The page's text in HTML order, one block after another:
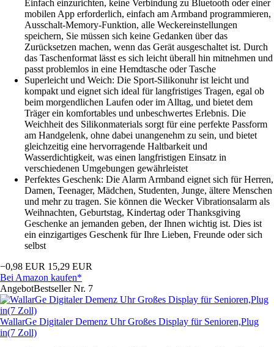
Einfach einzurichten, keine Verbindung zu Bluetooth oder einer
mobilen App erforderlich, einfach am Armband programmieren,
Ausschalt-Memory-Funktion, alle Weckereinstellungen
speichern, Sie müssen sich keine Gedanken über das
Zurücksetzen machen, wenn das Gerät ausgeschaltet ist. Durch
das Taschenformat lässt es sich leicht überall hin mitnehmen und
passt problemlos in eine Hemdtasche oder Tasche
Superleicht und Weich: Die Sport-Silikonuhr ist leicht und
kompakt und eignet sich ideal für langfristiges Tragen, egal ob
beim morgendlichen Laufen oder im Alltag, und bietet dem
Träger ein komfortables und unbeschwertes Erlebnis. Die
Weichheit des Silikonmaterials sorgt für eine perfekte Passform
am Handgelenk, ohne dabei unangenehm zu sein, und bietet
gleichzeitig eine hervorragende Haltbarkeit und
Wasserdichtigkeit, was einen langfristigen Einsatz in
verschiedenen Umgebungen gewährleistet
Perfektes Geschenk: Die Alarm Armband eignet sich für Herren,
Damen, Teenager, Mädchen, Studenten, Junge, ältere Menschen
und mehr zu tragen. Sie können die Wecker Vibrationsalarm als
Weihnachten, Geburtstag, Kindertag oder Thanksgiving
Geschenke an jemanden geben, der Ihnen wichtig ist. Dies ist
ein einzigartiges Geschenk für Ihre Lieben, Freunde oder sich
selbst
−0,98 EUR 15,29 EUR
Bei Amazon kaufen*
AngebotBestseller Nr. 7
WallarGe Digitaler Demenz Uhr Großes Display für Senioren,Plug
in(7 Zoll)